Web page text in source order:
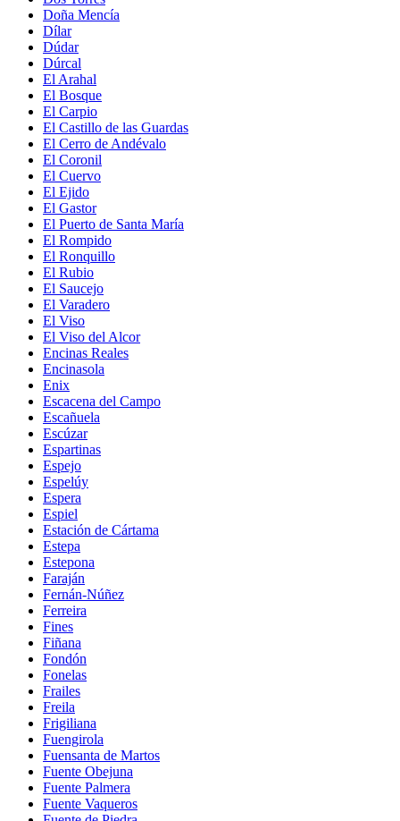
Doña Mencía
Dílar
Dúdar
Dúrcal
El Arahal
El Bosque
El Carpio
El Castillo de las Guardas
El Cerro de Andévalo
El Coronil
El Cuervo
El Ejido
El Gastor
El Puerto de Santa María
El Rompido
El Ronquillo
El Rubio
El Saucejo
El Varadero
El Viso
El Viso del Alcor
Encinas Reales
Encinasola
Enix
Escacena del Campo
Escañuela
Escúzar
Espartinas
Espejo
Espelúy
Espera
Espiel
Estación de Cártama
Estepa
Estepona
Faraján
Fernán-Núñez
Ferreira
Fines
Fiñana
Fondón
Fonelas
Frailes
Freila
Frigiliana
Fuengirola
Fuensanta de Martos
Fuente Obejuna
Fuente Palmera
Fuente Vaqueros